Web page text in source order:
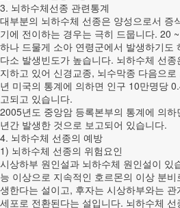
3. 뇌하수체선종 관련통계
대부분의 뇌하수체 선종은 양성으로서 증
기에 전이하는 경우는 극히 드뭅니다. 20
하나 드물게 소아 연령군에서 발생하기도
다소 발생빈도가 높습니다. 뇌하수체 선
지하고 있어 신경교종, 뇌수막종 다음으
년 미국의 통계에 의하면 인구 10만명당
고되고 있습니다.
2005년도 중앙암 등록본부의 통계에 의
년간 발생한 것으로 보고되어 있습니다.
4. 뇌하수체 선종의 예방
1) 뇌하수체 선종의 위험요인
시상하부 원인설과 뇌하수체 원인설이 있
능 이상으로 지속적인 호르몬의 이상 분
생한다는 설이고, 후자는 시상하부와는
세포로 전환된다는 설입니다. 뇌하수체